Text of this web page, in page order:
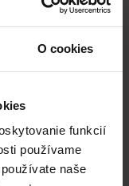
O cookies
funkcií
používame
naše